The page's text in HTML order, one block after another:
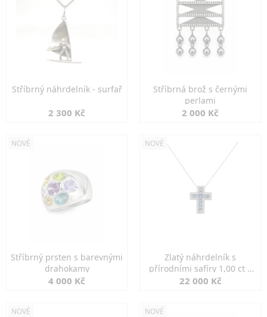
Stříbrný náhrdelník - surfař
2 300 Kč
Stříbrná brož s černými
perlami
2 000 Kč
NOVÉ
Stříbrný prsten s barevnými
drahokamy
4 000 Kč
NOVÉ
Zlatý náhrdelník s
přírodními safíry 1,00 ct a
diamanty
22 000 Kč
NOVÉ NOVÉ